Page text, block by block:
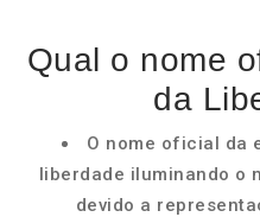
Qual o nome
da
O nome oficial da
liberdade iluminando o
devido a